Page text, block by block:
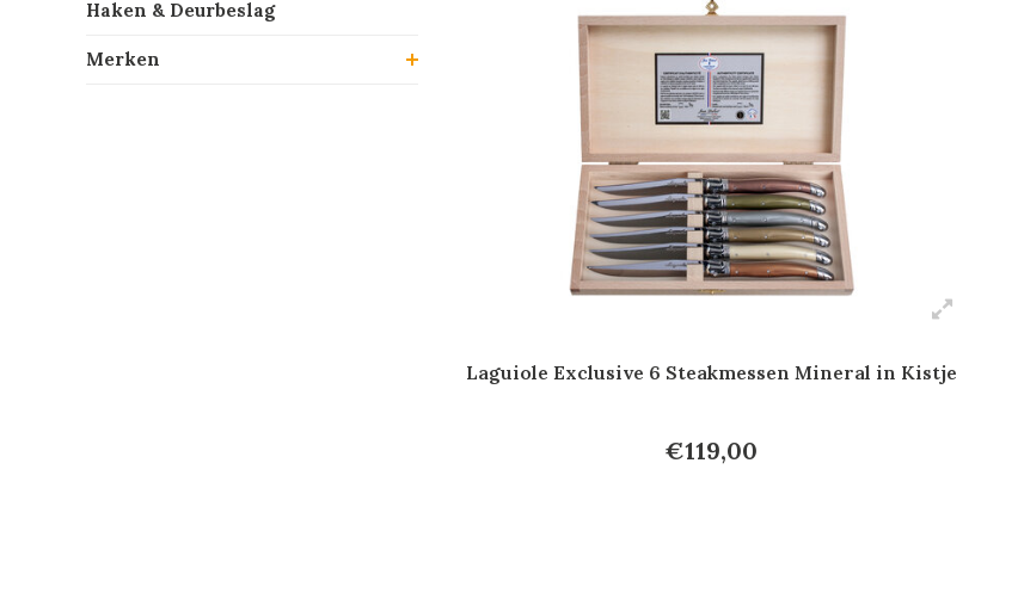
Haken & Deurbeslag
Merken
Laguiole Exclusive 6 Steakmessen Mineral in Kistje
€119,00